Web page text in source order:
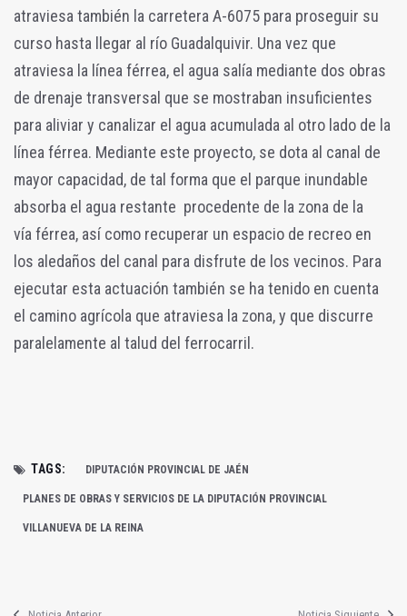
atraviesa también la carretera A-6075 para proseguir su
curso hasta llegar al río Guadalquivir. Una vez que
atraviesa la línea férrea, el agua salía mediante dos obras
de drenaje transversal que se mostraban insuficientes
para aliviar y canalizar el agua acumulada al otro lado de la
línea férrea. Mediante este proyecto, se dota al canal de
mayor capacidad, de tal forma que el parque inundable
absorba el agua restante procedente de la zona de la
vía férrea, así como recuperar un espacio de recreo en
los aledaños del canal para disfrute de los vecinos. Para
ejecutar esta actuación también se ha tenido en cuenta
el camino agrícola que atraviesa la zona, y que discurre
paralelamente al talud del ferrocarril.
TAGS: DIPUTACIÓN PROVINCIAL DE JAÉN
PLANES DE OBRAS Y SERVICIOS DE LA DIPUTACIÓN PROVINCIAL
VILLANUEVA DE LA REINA